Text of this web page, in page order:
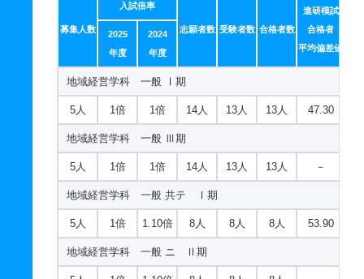
1倍 1倍
ビジネス心理学科 一般 共テ Ⅰ期
3人 1倍 1倍
ビジネス心理学科 一般 ニ Ⅱ期
3人 1倍 1倍
ビジネス心理学科 一般 ニ Ⅲ期
3人 1倍 1倍 4人
ビジネス心理学科 推薦 学校推薦型公募制
15人 1倍 1倍 25人
募集人数
入試倍率
志願者数 受験者数 合格者数
進研模試
合格者
平均偏差値
2025
年度
2024
年度
地域経営学科 一般 Ⅰ期
5人 1倍 1倍 14人 13人 13人 47.30
地域経営学科 一般 Ⅲ期
5人 1倍 1倍 14人 13人 13人 －
地域経営学科 一般 共テ Ⅰ期
5人 1倍 1.10倍 8人 8人 8人 53.90
地域経営学科 一般 ニ Ⅱ期